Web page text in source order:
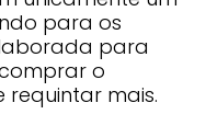
para os
para
o
requintar mais.